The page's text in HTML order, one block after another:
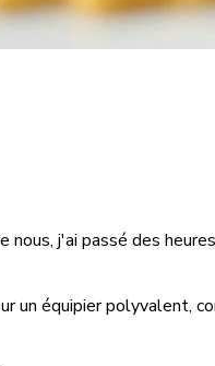
j'ai passé des
un équipier polyvalent,